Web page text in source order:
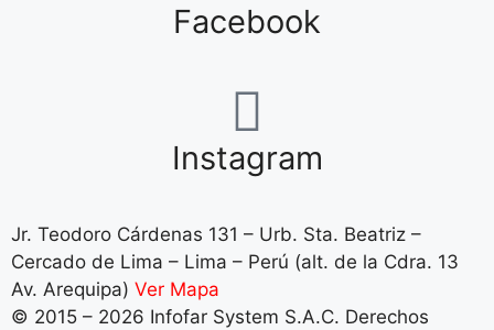
Facebook
Instagram
Jr. Teodoro Cárdenas 131 – Urb. Sta. Beatriz –
Cercado de Lima – Lima – Perú (alt. de la Cdra. 13
Av. Arequipa) Ver Mapa
© 2015 – 2026 Infofar System S.A.C. Derechos